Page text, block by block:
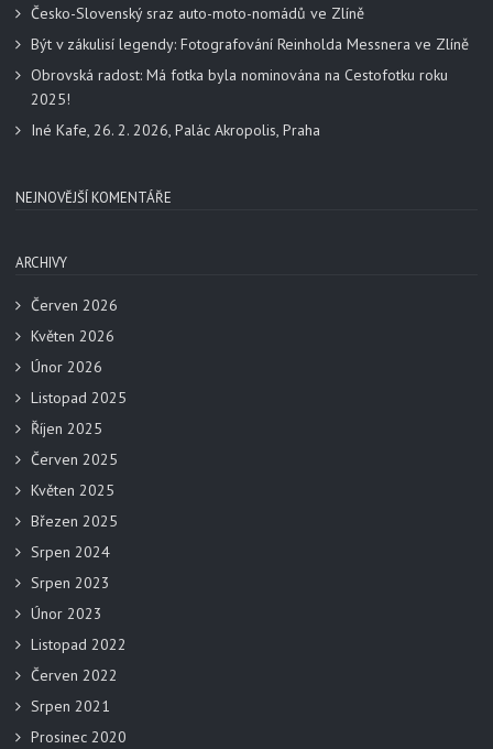
Česko-Slovenský sraz auto-moto-nomádů ve Zlíně
Být v zákulisí legendy: Fotografování Reinholda Messnera ve Zlíně
Obrovská radost: Má fotka byla nominována na Cestofotku roku
2025!
Iné Kafe, 26. 2. 2026, Palác Akropolis, Praha
NEJNOVĚJŠÍ KOMENTÁŘE
ARCHIVY
Červen 2026
Květen 2026
Únor 2026
Listopad 2025
Říjen 2025
Červen 2025
Květen 2025
Březen 2025
Srpen 2024
Srpen 2023
Únor 2023
Listopad 2022
Červen 2022
Srpen 2021
Prosinec 2020